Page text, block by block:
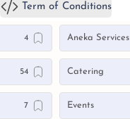
Term of Conditions
Aneka Services
Catering
Events